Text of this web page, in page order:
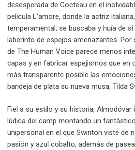
desesperada de Cocteau en el
película L’amore, donde la actriz
temperamental, se buscaba y huía de
laberinto de espejos amenazantes. Por
de The Human Voice parece menos
capas y en fabricar espejismos que en
más transparente posible las
bandeja de plata su nueva musa, Tilda
Fiel a su estilo y su historia, Almodóvar
lúdica del camp montando un
unipersonal en el que Swinton viste de
pasión y azul cobalto, además de